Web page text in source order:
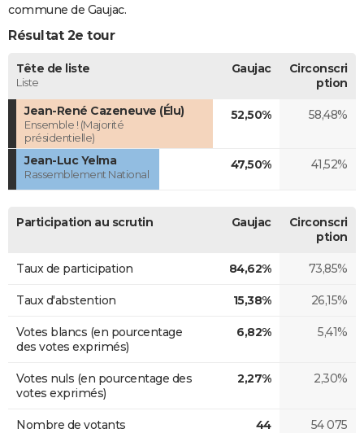
commune de Gaujac.
Résultat 2e tour
Tête de liste
Liste
Gaujac
Circonscri
ption
Jean-René Cazeneuve (Élu)
Ensemble ! (Majorité
présidentielle)
52,50% 58,48%
Jean-Luc Yelma
Rassemblement National
47,50% 41,52%
Participation au scrutin Gaujac
Circonscri
ption
Taux de participation 84,62% 73,85%
Taux d'abstention 15,38% 26,15%
Votes blancs (en pourcentage
des votes exprimés)
6,82% 5,41%
Votes nuls (en pourcentage des
votes exprimés)
2,27% 2,30%
Nombre de votants 44 54 075